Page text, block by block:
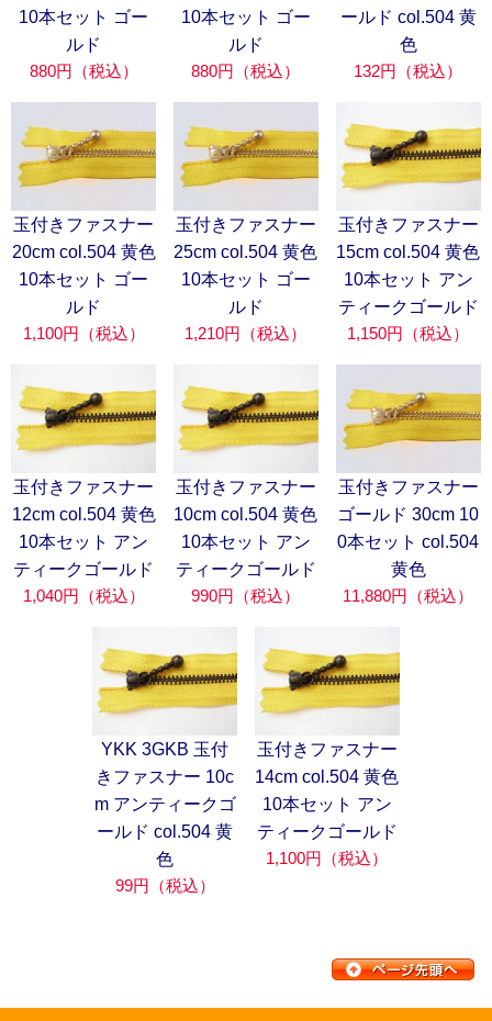
10本セット ゴー
ルド
880円（税込）
10本セット ゴー
ルド
880円（税込）
ールド col.504 黄
色
132円（税込）
玉付きファスナー
20cm col.504 黄色
10本セット ゴー
ルド
1,100円（税込）
玉付きファスナー
25cm col.504 黄色
10本セット ゴー
ルド
1,210円（税込）
玉付きファスナー
15cm col.504 黄色
10本セット アン
ティークゴールド
1,150円（税込）
玉付きファスナー
12cm col.504 黄色
10本セット アン
ティークゴールド
1,040円（税込）
玉付きファスナー
10cm col.504 黄色
10本セット アン
ティークゴールド
990円（税込）
玉付きファスナー
ゴールド 30cm 10
0本セット col.504
黄色
11,880円（税込）
YKK 3GKB 玉付
きファスナー 10c
m アンティークゴ
ールド col.504 黄
色
99円（税込）
玉付きファスナー
14cm col.504 黄色
10本セット アン
ティークゴールド
1,100円（税込）